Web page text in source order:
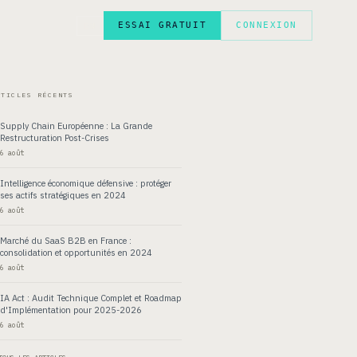
ESSAI GRATUIT CONNEXION
RÉCENTS
Supply Chain Européenne : La Grande
Restructuration Post-Crises
6 août
Intelligence économique défensive : protéger
ses actifs stratégiques en 2024
6 août
Marché du SaaS B2B en France :
consolidation et opportunités en 2024
6 août
IA Act : Audit Technique Complet et Roadmap
d'Implémentation pour 2025-2026
6 août